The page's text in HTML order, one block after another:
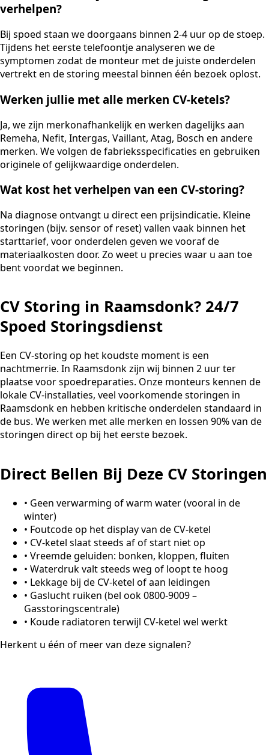
verhelpen?
Bij spoed staan we doorgaans binnen 2-4 uur op de stoep.
Tijdens het eerste telefoontje analyseren we de
symptomen zodat de monteur met de juiste onderdelen
vertrekt en de storing meestal binnen één bezoek oplost.
Werken jullie met alle merken CV-ketels?
Ja, we zijn merkonafhankelijk en werken dagelijks aan
Remeha, Nefit, Intergas, Vaillant, Atag, Bosch en andere
merken. We volgen de fabrieksspecificaties en gebruiken
originele of gelijkwaardige onderdelen.
Wat kost het verhelpen van een CV-storing?
Na diagnose ontvangt u direct een prijsindicatie. Kleine
storingen (bijv. sensor of reset) vallen vaak binnen het
starttarief, voor onderdelen geven we vooraf de
materiaalkosten door. Zo weet u precies waar u aan toe
bent voordat we beginnen.
CV Storing in Raamsdonk? 24/7
Spoed Storingsdienst
Een CV-storing op het koudste moment is een
nachtmerrie. In Raamsdonk zijn wij binnen 2 uur ter
plaatse voor spoedreparaties. Onze monteurs kennen de
lokale CV-installaties, veel voorkomende storingen in
Raamsdonk en hebben kritische onderdelen standaard in
de bus. We werken met alle merken en lossen 90% van de
storingen direct op bij het eerste bezoek.
Direct Bellen Bij Deze CV Storingen
• Geen verwarming of warm water (vooral in de
winter)
• Foutcode op het display van de CV-ketel
• CV-ketel slaat steeds af of start niet op
• Vreemde geluiden: bonken, kloppen, fluiten
• Waterdruk valt steeds weg of loopt te hoog
• Lekkage bij de CV-ketel of aan leidingen
• Gaslucht ruiken (bel ook 0800-9009 –
Gasstoringscentrale)
• Koude radiatoren terwijl CV-ketel wel werkt
Herkent u één of meer van deze signalen?